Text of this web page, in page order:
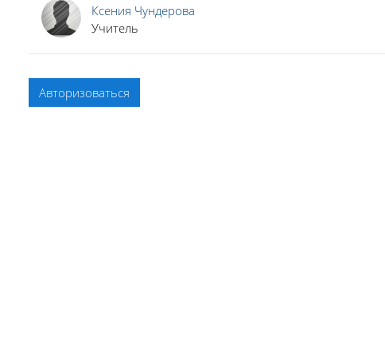
Ксения Чундерова
Учитель
Авторизоваться